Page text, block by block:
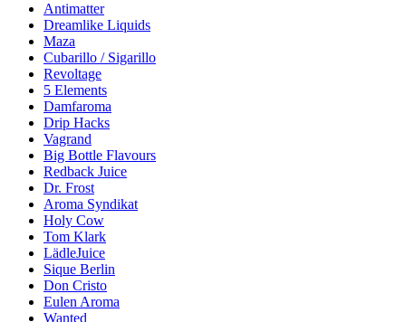
Antimatter
Dreamlike Liquids
Maza
Cubarillo / Sigarillo
Revoltage
5 Elements
Damfaroma
Drip Hacks
Vagrand
Big Bottle Flavours
Redback Juice
Dr. Frost
Aroma Syndikat
Holy Cow
Tom Klark
LädleJuice
Sique Berlin
Don Cristo
Eulen Aroma
Wanted